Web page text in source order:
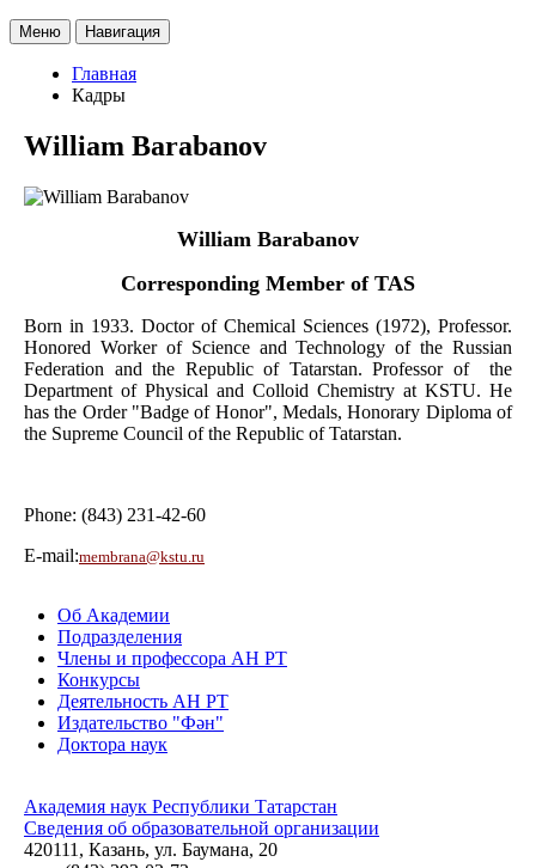
Меню Навигация
Главная
Кадры
William Barabanov
William Barabanov
Corresponding Member of TAS
Born in 1933. Doctor of Chemical Sciences (1972), Professor.
Honored Worker of Science and Technology of the Russian
Federation and the Republic of Tatarstan. Professor of the
Department of Physical and Colloid Chemistry at KSTU. He
has the Order "Badge of Honor", Medals, Honorary Diploma of
the Supreme Council of the Republic of Tatarstan.
Phone: (843) 231-42-60
Е-mail:membrana@kstu.ru
Об Академии
Подразделения
Члены и профессора АН РТ
Конкурсы
Деятельность АН РТ
Издательство "Фән"
Доктора наук
Академия наук Республики Татарстан
Сведения об образовательной организации
420111, Казань, ул. Баумана, 20